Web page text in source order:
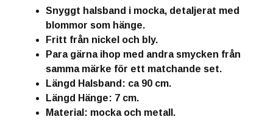
Snyggt halsband i mocka, detaljerat med
blommor som hänge.
Fritt från nickel och bly.
Para gärna ihop med andra smycken från
samma märke för ett matchande set.
Längd Halsband: ca 90 cm.
Längd Hänge: 7 cm.
Material: mocka och metall.